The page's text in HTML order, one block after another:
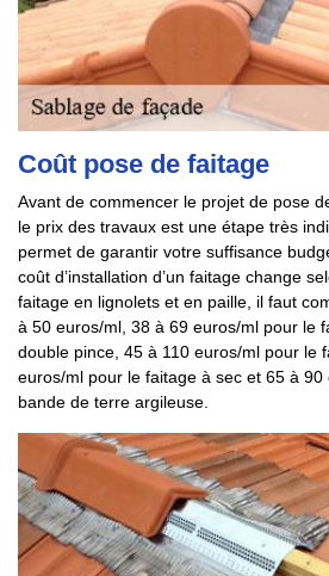
Coût pose de faitage
Avant de commencer le projet de pose
le prix des travaux est une étape très
permet de garantir votre suffisance
coût d’installation d’un faitage change
faitage en lignolets et en paille, il faut
à 50 euros/ml, 38 à 69 euros/ml pour le
double pince, 45 à 110 euros/ml pour le
euros/ml pour le faitage à sec et 65 à
bande de terre argileuse.